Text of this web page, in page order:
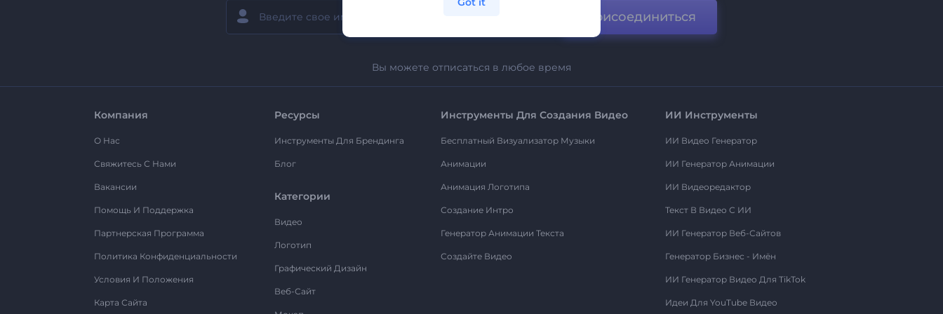
Присоединиться
Вы можете отписаться в любое время
Компания
О Нас
Свяжитесь С Нами
Вакансии
Помощь И Поддержка
Партнерская Программа
Политика Конфиденциальности
Условия И Положения
Карта Сайта
Ресурсы
Инструменты Для Брендинга
Блог
Категории
Видео
Логотип
Графический Дизайн
Веб-Сайт
Инструменты Для Создания Видео
Бесплатный Визуализатор Музыки
Анимации
Анимация Логотипа
Создание Интро
Генератор Анимации Текста
Создайте Видео
ИИ Инструменты
ИИ Видео Генератор
ИИ Генератор Анимации
ИИ Видеоредактор
Текст В Видео С ИИ
ИИ Генератор Веб-Сайтов
Генератор Бизнес - Имён
ИИ Генератор Видео Для TikTok
Идеи Для YouTube Видео